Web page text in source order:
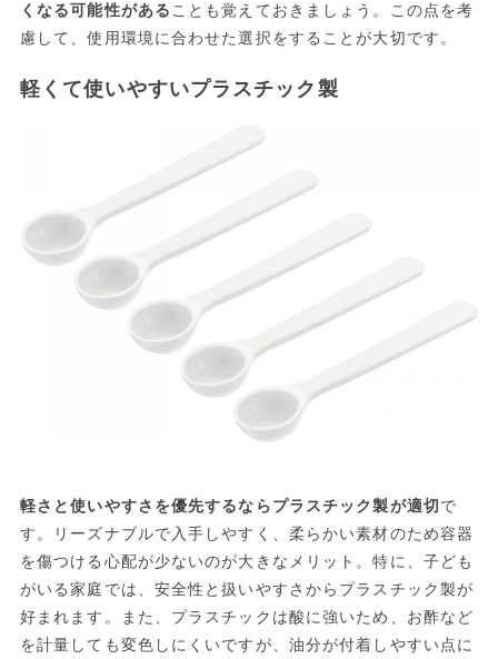
くなる可能性がある ことも覚えておきましょう。この点を考
慮して、使用環境に合わせた選択をすることが大切です。
軽くて使いやすいプラスチック製
軽さと使いやすさを優先するならプラスチック製が適切で
す。リーズナブルで入手しやすく、柔らかい素材のため容器
を傷つける心配が少ないのが大きなメリット。特に、子ども
がいる家庭では、安全性と扱いやすさからプラスチック製が
好まれます。また、プラスチックは酸に強いため、お酢など
を計量しても変色しにくいですが、油分が付着しやすい点に